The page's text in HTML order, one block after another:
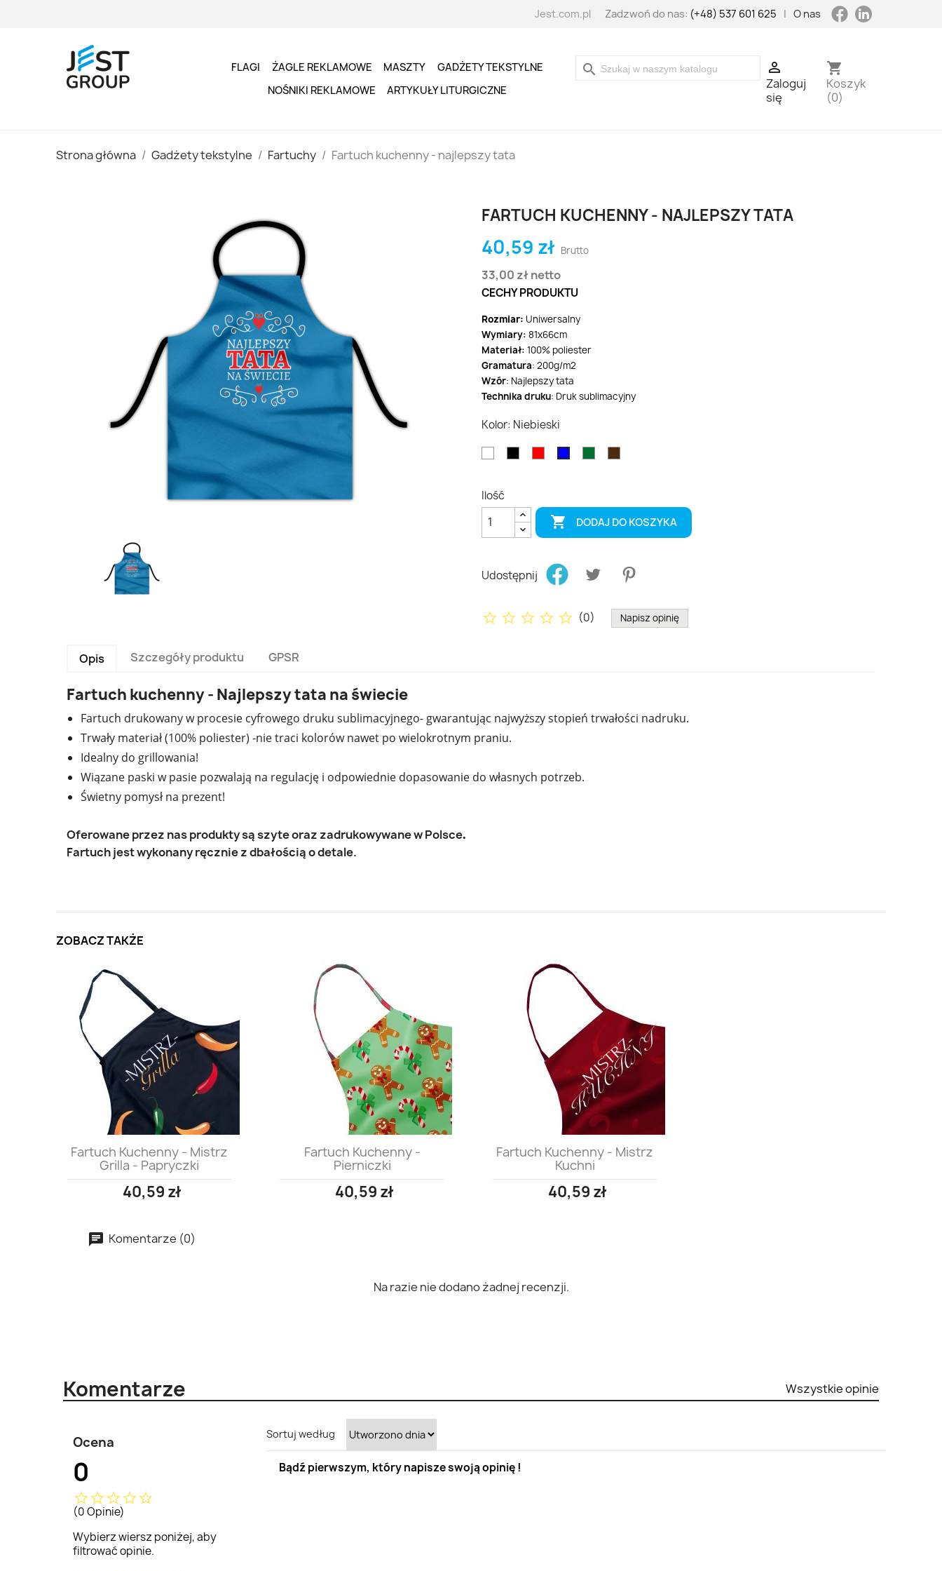
Jest.com.pl Zadzwoń do nas: (+48) 537 601 625 | O nas Facebook
FLAGI ŻAGLE REKLAMOWE MASZTY
GADŻETY TEKSTYLNE
NOŚNIKI REKLAMOWE
ARTYKUŁY LITURGICZNE
search 
Zaloguj
się
shopping_cart
Koszyk
(0)
Strona główna Gadżety tekstylne Fartuchy Fartuch kuchenny - najlepszy tata
FARTUCH KUCHENNY - NAJLEPSZY TATA
40,59 zł Brutto
33,00 zł netto
CECHY PRODUKTU
Rozmiar: Uniwersalny
Wymiary: 81x66cm
Materiał: 100% poliester
Gramatura: 200g/m2
Wzór: Najlepszy tata
Technika druku: Druk sublimacyjny
Kolor: Niebieski
Ilość
 DODAJ DO KOSZYKA
Udostępnij
star_border star_border star_border star_border star_border (0) Napisz opinię
Opis Szczegóły produktu GPSR
Fartuch kuchenny - Najlepszy tata na świecie
Fartuch drukowany w procesie cyfrowego druku sublimacyjnego- gwarantując najwyższy stopień trwałości nadruku.
Trwały materiał (100% poliester) -nie traci kolorów nawet po wielokrotnym praniu.
Idealny do grillowania!
Wiązane paski w pasie pozwalają na regulację i odpowiednie dopasowanie do własnych potrzeb.
Świetny pomysł na prezent!
Oferowane przez nas produkty są szyte oraz zadrukowywane w Polsce.
Fartuch jest wykonany ręcznie z dbałością o detale.
ZOBACZ TAKŻE
 Szybki podgląd
Fartuch Kuchenny - Mistrz
Grilla - Papryczki
40,59 zł
 Szybki podgląd
Fartuch Kuchenny -
Pierniczki
40,59 zł
 Szybki podgląd
Fartuch Kuchenny - Mistrz
Kuchni
40,59 zł
Komentarze (0)
Na razie nie dodano żadnej recenzji.
Komentarze Wszystkie opinie
Ocena
0
star_borderstar_borderstar_borderstar_borderstar_border
(0 Opinie)
Wybierz wiersz poniżej, aby
filtrować opinie.
Sortuj według
Bądź pierwszym, który napisze swoją opinię !